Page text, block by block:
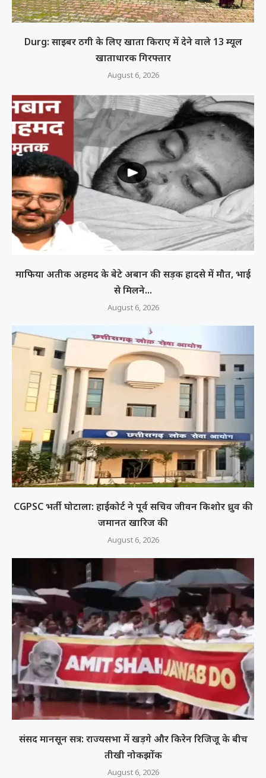
Durg: साइबर ठगी के लिए खाता किराए में देने वाले 13 म्यूल
खाताधारक गिरफ्तार
August 6, 2026
माफिया अतीक अहमद के बेटे अबान की सड़क हादसे में मौत, भाई
से मिलने...
August 6, 2026
CGPSC भर्ती घोटाला: हाईकोर्ट ने पूर्व सचिव जीवन किशोर ध्रुव की
जमानत खारिज की
August 6, 2026
संसद मानसून सत्र: राज्यसभा में खड़गे और किरेन रिजिजू के बीच
तीखी नोकझोंक
August 6, 2026